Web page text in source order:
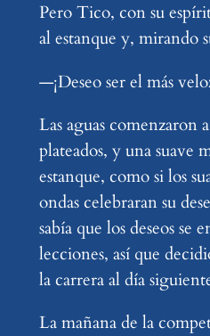
Pero Tico, con su
al estanque y, mirando
—¡Deseo ser el más
Las aguas comenzaron
plateados, y una suave
estanque, como si los
ondas celebraran su
sabía que los deseos se
lecciones, así que
la carrera al día
La mañana de la